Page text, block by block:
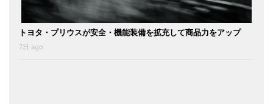
トヨタ・プリウスが安全・機能装備を拡充して商品力をアップ
7日 ago